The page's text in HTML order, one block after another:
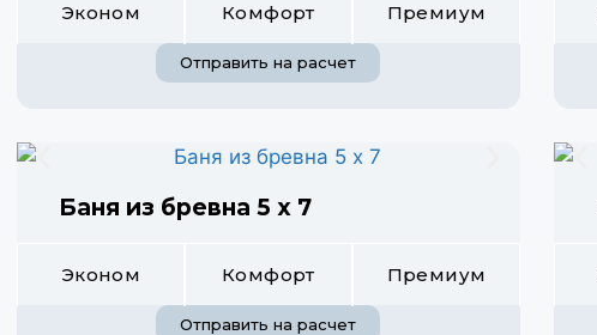
Эконом Комфорт Премиум
Отправить на расчет
Баня из бревна 5 х 7
Эконом Комфорт Премиум
Отправить на расчет